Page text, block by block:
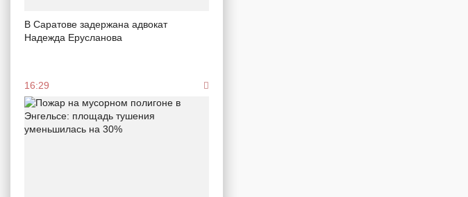
В Саратове задержана адвокат
Надежда Ерусланова
16:29